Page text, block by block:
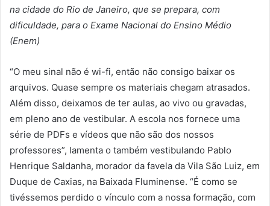
na cidade do Rio de Janeiro, que se prepara, com
dificuldade, para o Exame Nacional do Ensino Médio
(Enem)
“O meu sinal não é wi-fi, então não consigo baixar os
arquivos. Quase sempre os materiais chegam atrasados.
Além disso, deixamos de ter aulas, ao vivo ou gravadas,
em pleno ano de vestibular. A escola nos fornece uma
série de PDFs e vídeos que não são dos nossos
professores”, lamenta o também vestibulando Pablo
Henrique Saldanha, morador da favela da Vila São Luiz, em
Duque de Caxias, na Baixada Fluminense. “É como se
tivéssemos perdido o vínculo com a nossa formação, com